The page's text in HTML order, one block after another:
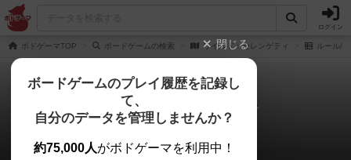
ログイン
ボドゲーマTOP ボードゲームの検索 ワイルド：セレンゲティ ルール/
ワイルド：セレンゲティ
1件のルール/インスト
閉じる
ボードゲームのプレイ履歴を記録し
て、
自分のデータを管理しませんか？
約75,000人がボドゲーマを利用中！